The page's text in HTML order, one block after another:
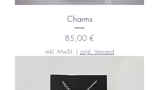
Charms
Preis
85,00 €
inkl. MwSt. | zzgl. Versand